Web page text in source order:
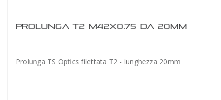
PROLUNGA T2 M42X0.75 DA 20MM
Prolunga TS Optics filettata T2 - lunghezza 20mm